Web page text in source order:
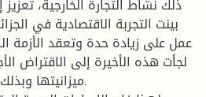
ذلك نشاط التجارة الخارجية، تعزيز
بينت التجربة الاقتصادية في
عمل على زيادة حدة وتعقد الأزمة
لجأت هذه الأخيرة إلى الاقتراض
ميزانيتها